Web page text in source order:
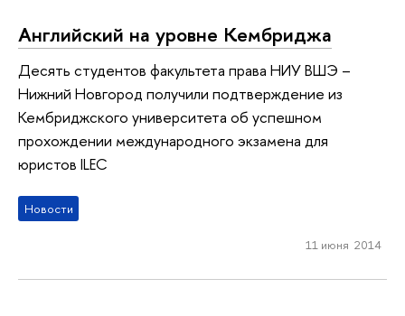
Английский на уровне Кембриджа
Десять студентов факультета права НИУ ВШЭ –
Нижний Новгород получили подтверждение из
Кембриджского университета об успешном
прохождении международного экзамена для
юристов ILEC
Новости
11 июня 2014